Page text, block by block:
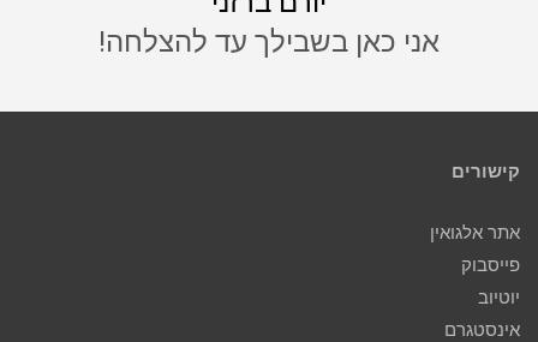
אני כאן בשבילך עד להצלחה!
קישורים
אתר אלגואין
פייסבוק
יוטיוב
אינסטגרם